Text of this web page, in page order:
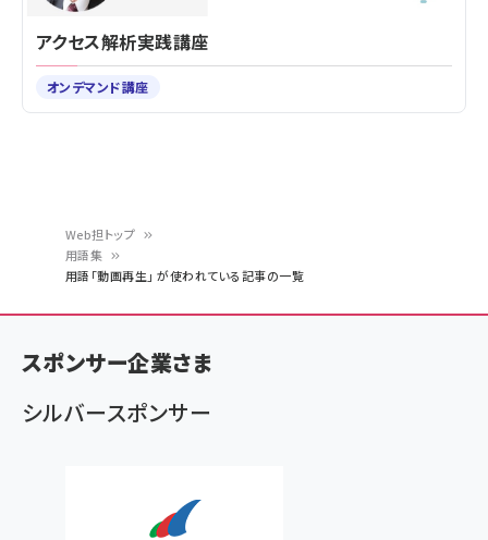
ン
く
ず
Web担トップ
用語集
用語「動画再生」 が使われている記事の一覧
アクセス解析実践講座
オンデマンド講座
スポンサー企業さま
シルバースポンサー